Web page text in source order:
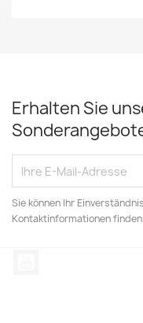
Erhalten Sie
Sie können Ihr
Kontaktinformationen